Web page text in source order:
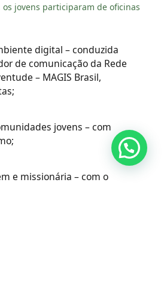
jovens participaram de oficinas
digital – conduzida
de comunicação da Rede
– MAGIS Brasil,
jovens – com
e missionária – com o